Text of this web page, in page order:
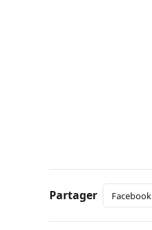
Partager Facebook